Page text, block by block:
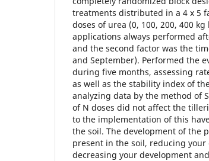
treatments distributed in a 4 x 5
doses of urea (0, 100, 200, 400
applications always performed
and the second factor was the
and September). Performed the
during five months, assessing
as well as the stability index of
analyzing data by the method of
of N doses did not affect the
to the implementation of this
the soil. The development of the
present in the soil, reducing
decreasing your development